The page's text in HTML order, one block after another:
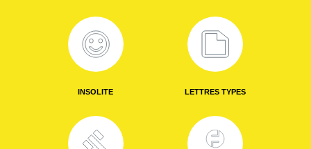
INSOLITE LETTRES TYPES